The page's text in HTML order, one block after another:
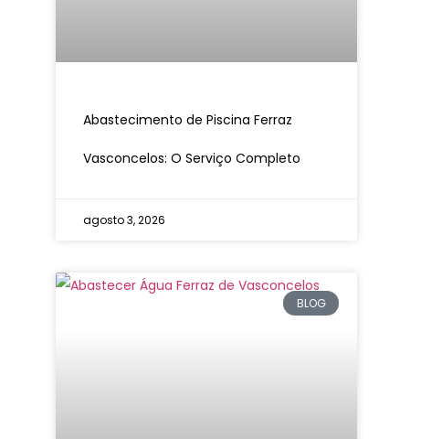
Abastecimento de Piscina Ferraz
Vasconcelos: O Serviço Completo
agosto 3, 2026
BLOG